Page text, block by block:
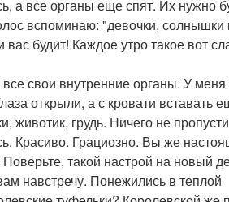
а все органы еще спят. Их нужно
вспоминаю: "девочки, солнышки
будит! Каждое утро такое вот
свои внутренние органы. У
открыли, а с кровати вставать
грудь. Ничего не
Красиво. Грациозно. Вы же
такой настрой на новый
навстречу. Понежились в теплой